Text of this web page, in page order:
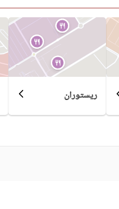
ریستوران